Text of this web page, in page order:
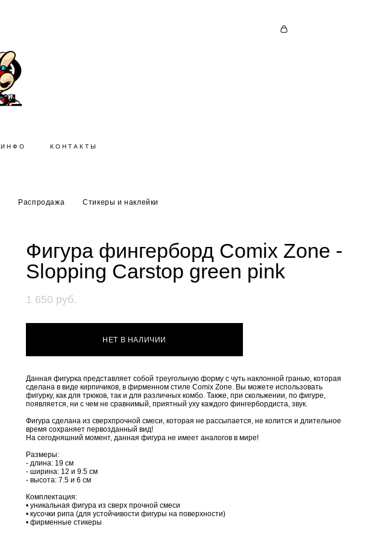
ИНФО КОНТАКТЫ
Распродажа Стикеры и наклейки
Фигура фингерборд Comix Zone -
Slopping Carstop green pink
1 650 pуб.
НЕТ В НАЛИЧИИ
Данная фигурка представляет собой треугольную форму с чуть наклонной гранью, которая
сделана в виде кирпичиков, в фирменном стиле Comix Zone. Вы можете использовать
фигурку, как для трюков, так и для различных комбо. Также, при скольжении, по фигуре,
появляется, ни с чем не сравнимый, приятный уху каждого фингербордиста, звук.
Фигура сделана из сверхпрочной смеси, которая не рассыпается, не колится и длительное
время сохраняет первозданный вид!
На сегодняшний момент, данная фигура не имеет аналогов в мире!
Размеры:
- длина: 19 см
- ширина: 12 и 9.5 см
- высота: 7.5 и 6 см
Комплектация:
• уникальная фигура из сверх прочной смеси
• кусочки рипа (для устойчивости фигуры на поверхности)
• фирменные стикеры